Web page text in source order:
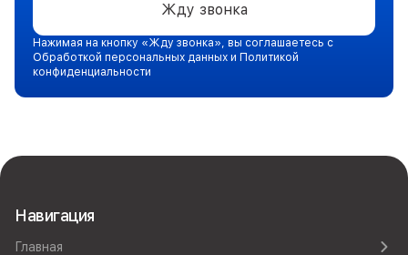
Жду звонка
Нажимая на кнопку «Жду звонка», вы соглашаетесь с
Обработкой персональных данных и Политикой
конфиденциальности
Навигация
Главная